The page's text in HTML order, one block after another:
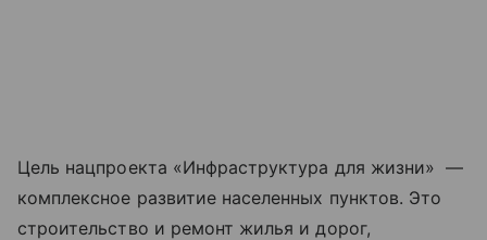
Цель нацпроекта «Инфраструктура для жизни» —
комплексное развитие населенных пунктов. Это
строительство и ремонт жилья и дорог,